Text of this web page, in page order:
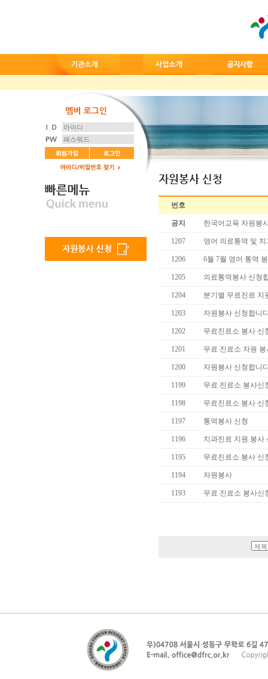
번호
공지 한국어교육 자원봉
1207 영어 의료통역 및
1206 6월 7월 영어 통역
1205 의료통역봉사 신청
1204 분기별 무료진료 지
1203 자원봉사 신청합니
1202 무료진료소 봉사 신
1201 무료 진료소 자원
1200 자원봉사 신청합니
1199 무료 진료소 봉사신
1198 무료진료소 봉사 신
1197 통역봉사 신청
1196 치과진료 지원 봉사
1195 무료진료소 봉사 신
1194 자원봉사
1193 무료 진료소 봉사신